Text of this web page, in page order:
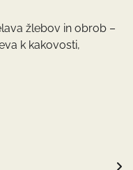
žlebov in obrob –
k kakovosti,